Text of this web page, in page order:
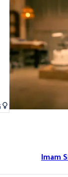
Imam